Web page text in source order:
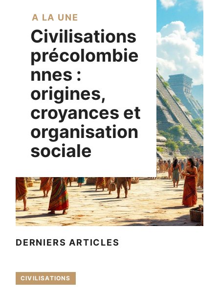
A LA UNE
Civilisations
précolombie
nnes :
origines,
croyances et
organisation
sociale
DERNIERS ARTICLES
CIVILISATIONS